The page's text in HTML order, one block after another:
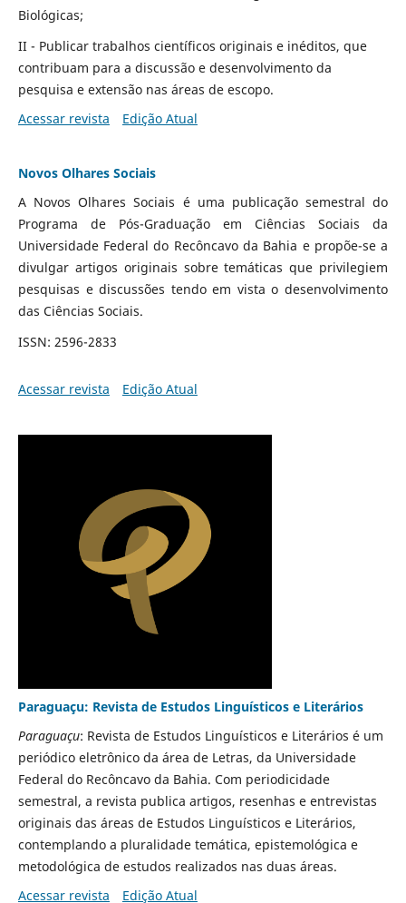
Biológicas;
II - Publicar trabalhos científicos originais e inéditos, que
contribuam para a discussão e desenvolvimento da
pesquisa e extensão nas áreas de escopo.
Acessar revista
Edição Atual
Novos Olhares Sociais
A Novos Olhares Sociais é uma publicação semestral do
Programa de Pós-Graduação em Ciências Sociais da
Universidade Federal do Recôncavo da Bahia e propõe-se a
divulgar artigos originais sobre temáticas que privilegiem
pesquisas e discussões tendo em vista o desenvolvimento
das Ciências Sociais.
ISSN: 2596-2833
Acessar revista Edição Atual
Paraguaçu: Revista de Estudos Linguísticos e Literários
Paraguaçu: Revista de Estudos Linguísticos e Literários é um
periódico eletrônico da área de Letras, da Universidade
Federal do Recôncavo da Bahia. Com periodicidade
semestral, a revista publica artigos, resenhas e entrevistas
originais das áreas de Estudos Linguísticos e Literários,
contemplando a pluralidade temática, epistemológica e
metodológica de estudos realizados nas duas áreas.
Acessar revista
Edição Atual